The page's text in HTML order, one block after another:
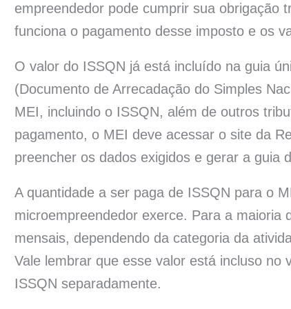
empreendedor pode cumprir sua obrigação
funciona o pagamento desse imposto e os
O valor do ISSQN já está incluído na guia
(Documento de Arrecadação do Simples
MEI, incluindo o ISSQN, além de outros
pagamento, o MEI deve acessar o site da
preencher os dados exigidos e gerar a guia
A quantidade a ser paga de ISSQN para o
microempreendedor exerce. Para a
mensais, dependendo da categoria da
Vale lembrar que esse valor está incluso
ISSQN separadamente.